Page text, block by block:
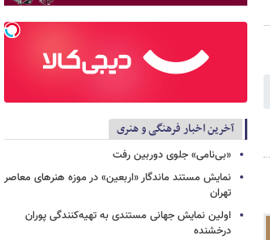
آخرین اخبار فرهنگی و هنری
«بی‌نامی» جلوی دوربین رفت
نمایش مستند ماندگار «اربعین» در موزه هنرهای معاصر
تهران
اولین نمایش جهانی مستندی به تهیه‌کنندگی پوران
درخشنده